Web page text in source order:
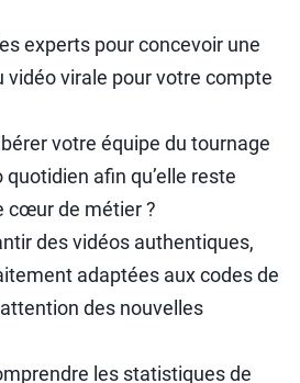
experts pour concevoir une
vidéo virale pour votre compte
votre équipe du tournage
afin qu’elle reste
cœur de métier ?
des vidéos authentiques,
adaptées aux codes de
des nouvelles
les statistiques de